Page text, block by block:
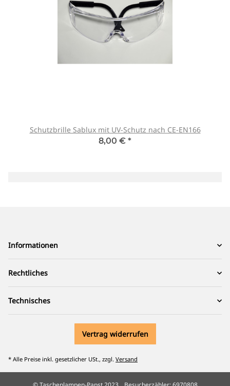
Schutzbrille Sablux mit UV-Schutz nach CE-EN166
8,00 € *
Informationen
Rechtliches
Technisches
Vertrag widerrufen
* Alle Preise inkl. gesetzlicher USt., zzgl. Versand